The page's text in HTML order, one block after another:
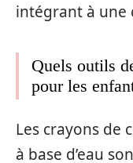
intégrant à une
Quels outils
pour les
Les crayons de
à base d’eau